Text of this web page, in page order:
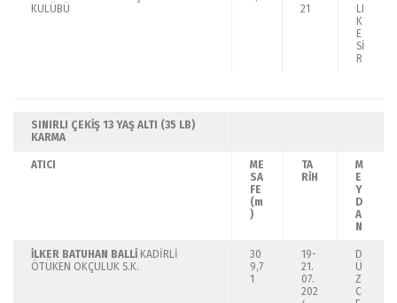
KULÜBÜ
21
LI
K
E
Sİ
R
SINIRLI ÇEKİŞ 13 YAŞ ALTI (35 LB)
KARMA
ATICI
ME
SA
FE
(m
)
TA
RİH
M
E
Y
D
A
N
İLKER BATUHAN BALLİ KADİRLİ
ÖTÜKEN OKÇULUK S.K.
30
9,7
1
19-
21.
07.
202
D
Ü
Z
C